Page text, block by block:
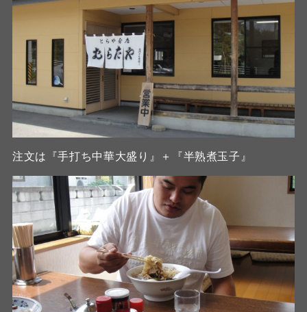
注文は『手打ち中華大盛り』＋『半熟煮玉子』